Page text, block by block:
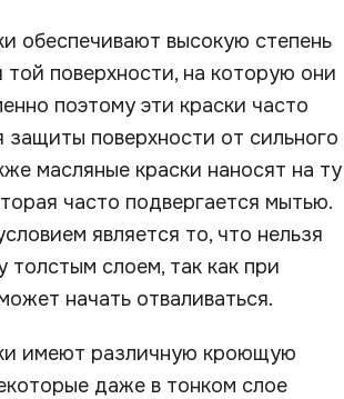
обеспечивают высокую степень
той поверхности, на которую они
поэтому эти краски часто
защиты поверхности от сильного
масляные краски наносят на ту
часто подвергается мытью.
является то, что нельзя
толстым слоем, так как при
начать отваливаться.
имеют различную кроющую
даже в тонком слое